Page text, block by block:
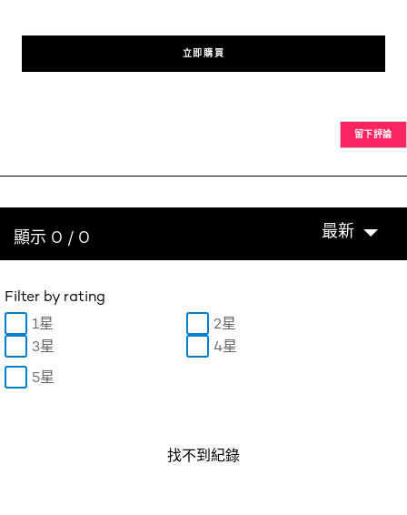
立即購買
留下評論
顯示 0 / 0 最新
Filter by rating
1星
2星
3星
4星
5星
找不到紀錄